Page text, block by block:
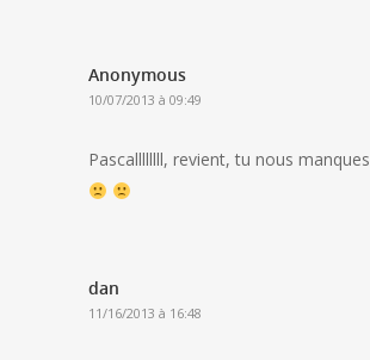
Anonymous
10/07/2013 à 09:49
Pascallllllll, revient, tu nous manques
dan
11/16/2013 à 16:48